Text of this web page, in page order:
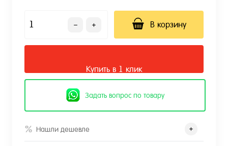
В корзину
Купить в 1 клик
Задать вопрос по товару
Нашли дешевле